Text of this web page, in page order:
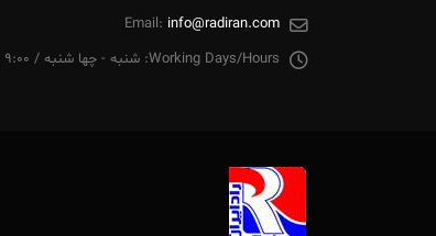
Email: info@radiran.com
Working Days/Hours: شنبه - چها شنبه / 9:00 AM - 8:00 PM